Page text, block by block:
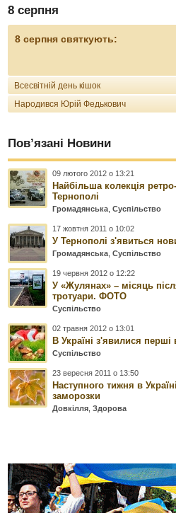
8 серпня
8 серпня святкують:
Всесвітній день кішок
Народився Юрій Федькович
Пов’язані Новини
09 лютого 2012 о 13:21
Найбільша колекція
Тернополі
Громадянська ,Суспільство
17 жовтня 2011 о 10:02
У Тернополі з'явиться
Громадянська ,Суспільство
19 червня 2012 о 12:22
У «Жулянах» – місяць
тротуари. ФОТО
Суспільство
02 травня 2012 о 13:01
В Україні з'явилися
Суспільство
23 вересня 2011 о 13:50
Наступного тижня в
заморозки
Довкілля ,Здорова